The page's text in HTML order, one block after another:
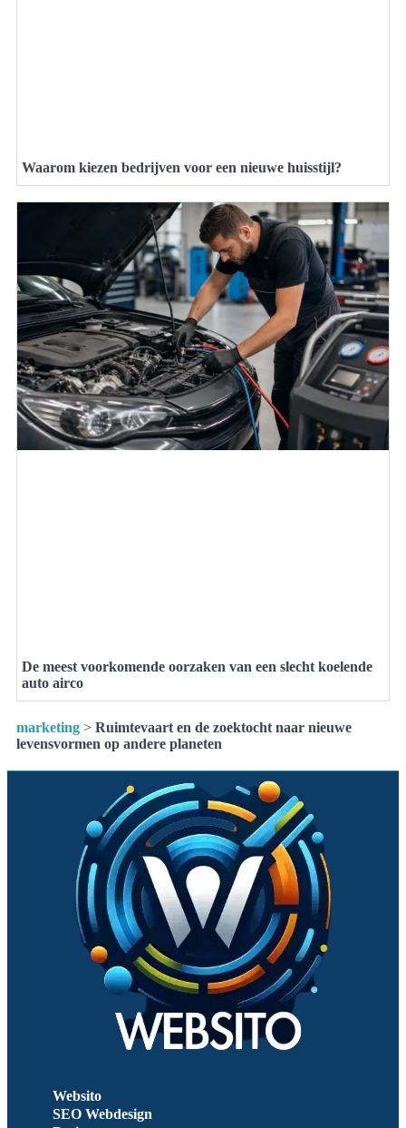
Waarom kiezen bedrijven voor een nieuwe huisstijl?
De meest voorkomende oorzaken van een slecht koelende
auto airco
marketing > Ruimtevaart en de zoektocht naar nieuwe
levensvormen op andere planeten
Websito
SEO Webdesign